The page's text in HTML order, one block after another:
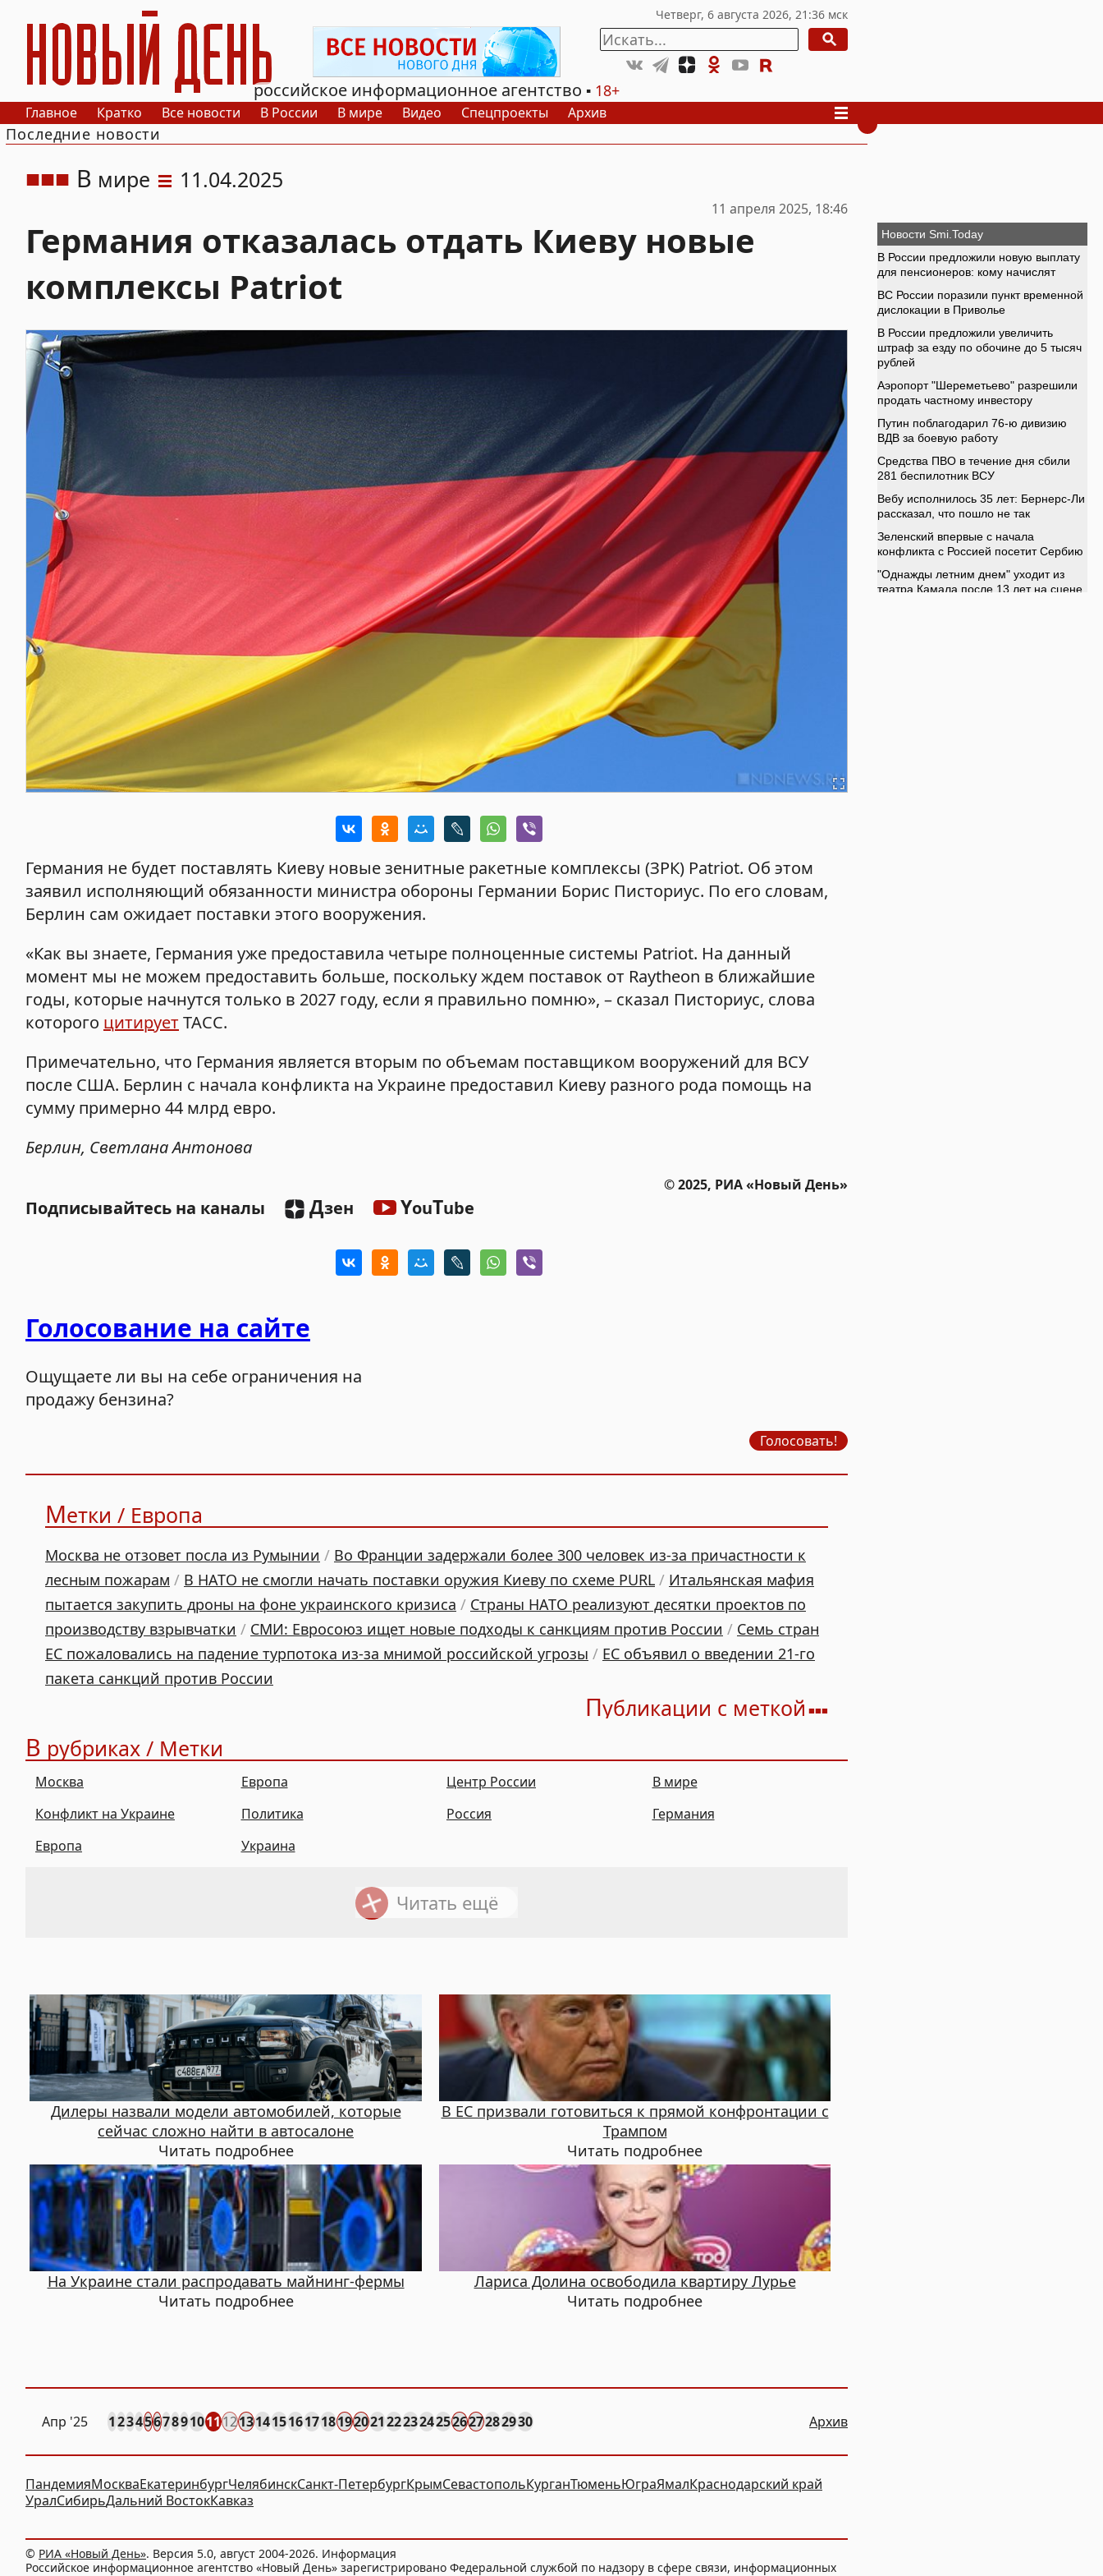
РИА Новый День
российское информационное агентство
18+
Главное Кратко Все новости В России В мире Видео Спецпроекты Архив
Последние новости
В мире 11.04.2025
11 апреля 2025, 18:46
Германия отказалась отдать Киеву новые
комплексы Patriot
Германия не будет поставлять Киеву новые зенитные ракетные комплексы (ЗРК) Patriot. Об этом
заявил исполняющий обязанности министра обороны Германии Борис Писториус. По его словам,
Берлин сам ожидает поставки этого вооружения.
«Как вы знаете, Германия уже предоставила четыре полноценные системы Patriot. На данный
момент мы не можем предоставить больше, поскольку ждем поставок от Raytheon в ближайшие
годы, которые начнутся только в 2027 году, если я правильно помню», – сказал Писториус, слова
которого цитируетТАСС.
Примечательно, что Германия является вторым по объемам поставщиком вооружений для ВСУ
после США. Берлин с начала конфликта на Украине предоставил Киеву разного рода помощь на
сумму примерно 44 млрд евро.
Берлин, Светлана Антонова
© 2025, РИА «Новый День»
Подписывайтесь на каналы Дзен YouTube
Голосование на сайте
Ощущаете ли вы на себе ограничения на
продажу бензина?
Голосовать!
Метки / Европа
Москва не отзовет посла из Румынии / Во Франции задержали более 300 человек из-за причастности к
лесным пожарам / В НАТО не смогли начать поставки оружия Киеву по схеме PURL / Итальянская мафия
пытается закупить дроны на фоне украинского кризиса / Страны НАТО реализуют десятки проектов по
производству взрывчатки / СМИ: Евросоюз ищет новые подходы к санкциям против России / Семь стран
ЕС пожаловались на падение турпотока из-за мнимой российской угрозы / ЕС объявил о введении 21-го
пакета санкций против России
Публикации с меткой
В рубриках / Метки
Москва Европа Центр России
В мире
Конфликт на Украине
Политика Россия
Германия
Европа
Украина
Читать ещё
Дилеры назвали модели автомобилей, которые
сейчас сложно найти в автосалоне
Читать подробнее
В ЕС призвали готовиться к прямой конфронтации с
Трампом
Читать подробнее
На Украине стали распродавать майнинг-фермы
Читать подробнее
Лариса Долина освободила квартиру Лурье
Читать подробнее
Апр '25 123456789101112131415161718192021222324252627282930 Архив
ПандемияМоскваЕкатеринбургЧелябинскСанкт-ПетербургКрымСевастопольКурганТюменьЮграЯмалКраснодарский край
УралСибирьДальний ВостокКавказ
© РИА «Новый День». Версия 5.0, август 2004-2026. Информация
Российское информационное агентство «Новый День» зарегистрировано Федеральной службой по надзору в сфере связи, информационных